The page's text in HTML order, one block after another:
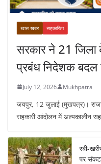
खास खबर सहकारिता
सरकार ने 21 जिला
प्रबंध निदेशक बदल
July 12, 2026 Mukhpatra
जयपुर, 12 जुलाई (मुखपत्र)।
सहकारी आंदोलन में अल्पकालीन
रबी-
पर